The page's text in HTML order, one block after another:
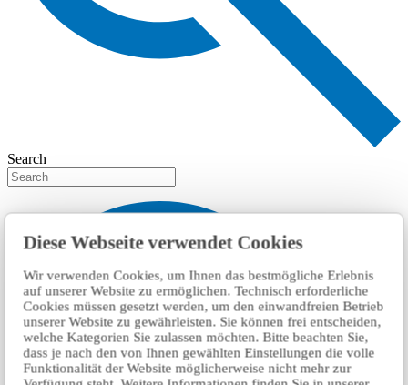
Diese Webseite verwendet Cookies
Wir verwenden Cookies, um Ihnen das bestmögliche Erlebnis
auf unserer Website zu ermöglichen. Technisch erforderliche
Cookies müssen gesetzt werden, um den einwandfreien Betrieb
unserer Website zu gewährleisten. Sie können frei entscheiden,
welche Kategorien Sie zulassen möchten. Bitte beachten Sie,
dass je nach den von Ihnen gewählten Einstellungen die volle
Funktionalität der Website möglicherweise nicht mehr zur
Search